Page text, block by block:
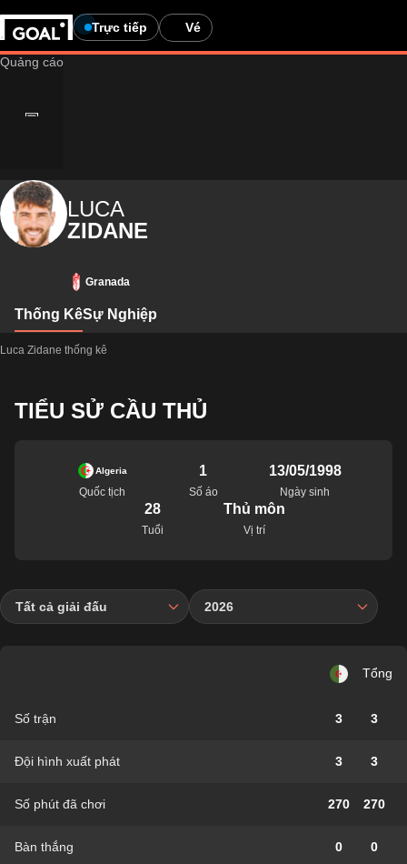
Trực tiếp Vé
LUCA
ZIDANE
Granada
Thống KêSự Nghiệp
Luca Zidane thống kê
TIỂU SỬ CẦU THỦ
Algeria
Quốc tịch
1
Số áo
13/05/1998
Ngày sinh
28
Tuổi
Thủ môn
Vị trí
Tất cả giải đấu 2026
Tổng
Số trận 3 3
Đội hình xuất phát 3 3
Số phút đã chơi 270 270
Bàn thắng 0 0